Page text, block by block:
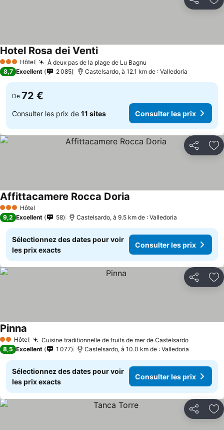
Partager
3 ÉtoilesHôtel À deux pas de la plage de Lu Bagnu
Hotel Rosa dei Venti
8,7 Excellent 2 085 Castelsardo, à 12.1 km de : Valledoria
De 72 €
Consulter les prix de 11 sites Consulter les prix
Partager
3 ÉtoilesHôtel
Affittacamere Rocca Doria
9,2 Excellent 58 Castelsardo, à 9.5 km de : Valledoria
Sélectionnez des dates pour voir
les prix exacts
Consulter les prix
Partager
2 Étoiles
Hôtel Cuisine traditionnelle de fruits de mer de Castelsardo
Pinna
8,5 Excellent 1 077 Castelsardo, à 10.0 km de : Valledoria
Sélectionnez des dates pour voir
les prix exacts
Consulter les prix
Partager